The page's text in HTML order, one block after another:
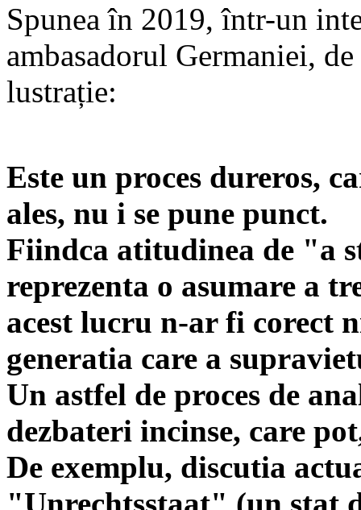
Spunea în 2019, într-un
ambasadorul Germaniei,
lustrație:
Este un proces dureros,
ales, nu i se pune punct.
Fiindca atitudinea de "a
reprezenta o asumare a
acest lucru n-ar fi corect
generatia care a
Un astfel de proces de
dezbateri incinse, care
De exemplu, discutia
"Unrechtsstaat" (un stat